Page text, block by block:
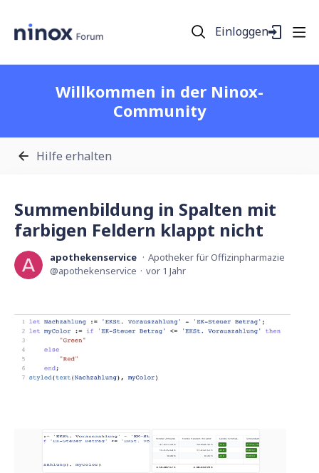
Einloggen
Willkommen in der Ninox-
Community
Hilfe erhalten
Summenbildung in Spalten mit
farbigen Feldern klappt nicht
apothekenservice
Apotheker für Offizinpharmazie
apothekenservice
vor 1 Jahr